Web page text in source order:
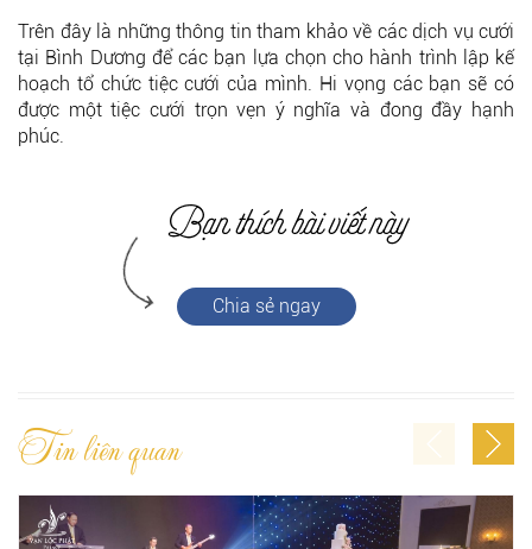
Trên đây là những thông tin tham khảo về các dịch vụ cưới
tại Bình Dương để các bạn lựa chọn cho hành trình lập kế
hoạch tổ chức tiệc cưới của mình. Hi vọng các bạn sẽ có
được một tiệc cưới trọn vẹn ý nghĩa và đong đầy hạnh
phúc.
Chia sẻ ngay
Tin liên quan